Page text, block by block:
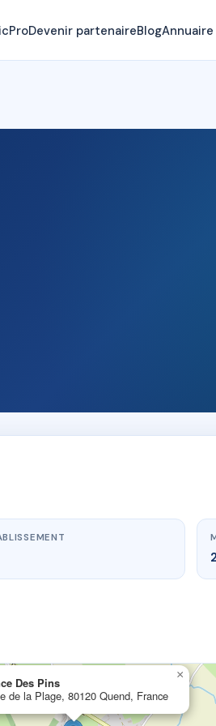
Devenir partenaireBlog
Des Pins
de la Plage, 80120 Quend, France
×